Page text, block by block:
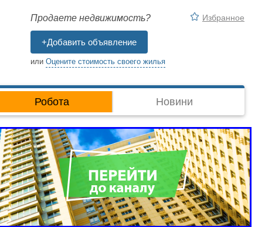
Продаете недвижимость?
+Добавить объявление
или Оцените стоимость своего жилья
Избранное
Робота Новини